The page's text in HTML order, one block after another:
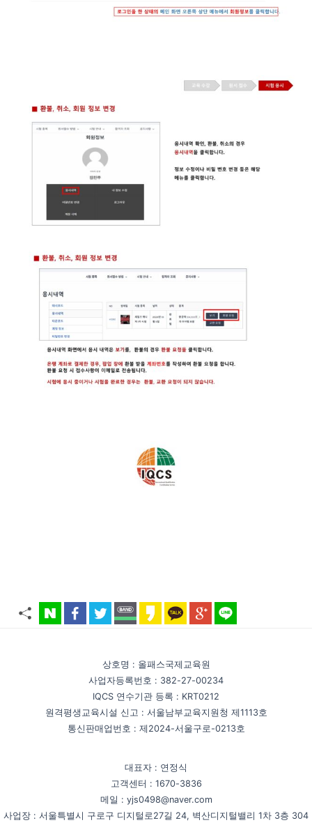
상호명 : 올패스국제교육원
사업자등록번호 : 382-27-00234
IQCS 연수기관 등록 : KRT0212
원격평생교육시설 신고 : 서울남부교육지원청 제1113호
통신판매업번호 : 제2024-서울구로-0213호
대표자 : 연정식
고객센터 : 1670-3836
메일 : yjs0498@naver.com
사업장 : 서울특별시 구로구 디지털로27길 24, 벽산디지털밸리 1차 3층 304